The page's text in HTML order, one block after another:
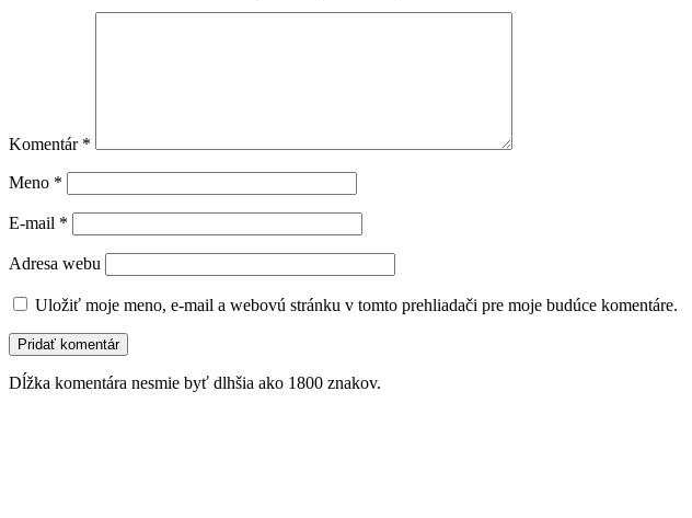
Komentár *
Meno *
E-mail *
Adresa webu
Uložiť moje meno, e-mail a webovú stránku v tomto prehliadači pre moje budúce komentáre.
Dĺžka komentára nesmie byť dlhšia ako 1800 znakov.